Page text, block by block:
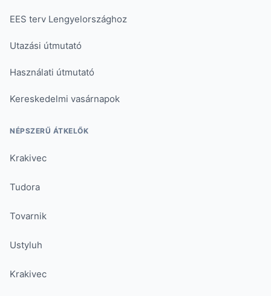
EES terv Lengyelországhoz
Utazási útmutató
Használati útmutató
Kereskedelmi vasárnapok
NÉPSZERŰ ÁTKELŐK
Krakivec
Tudora
Tovarnik
Ustyluh
Krakivec